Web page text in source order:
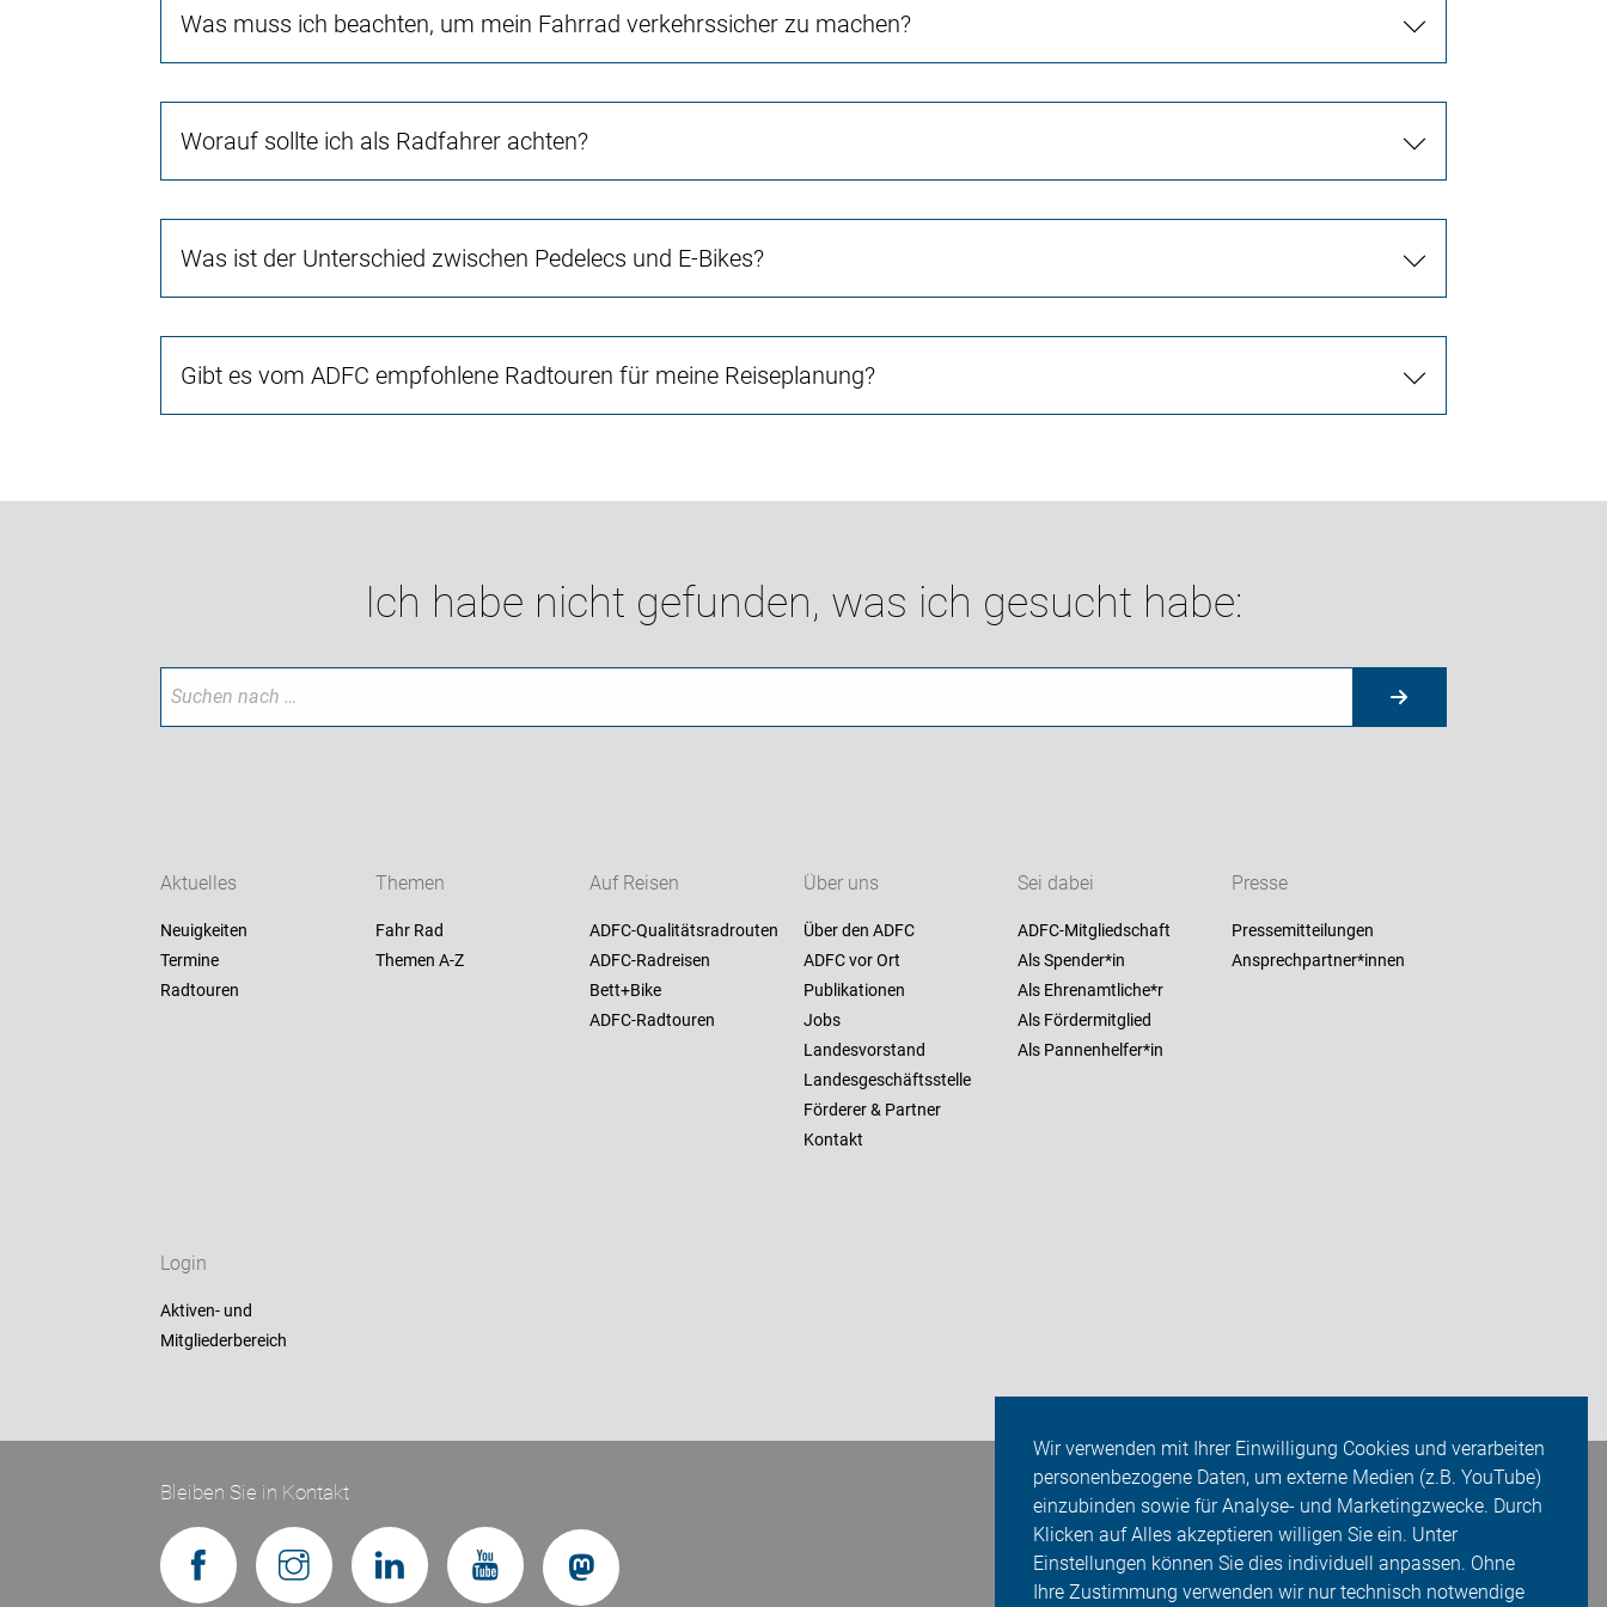
Wir verwenden mit Ihrer Einwilligung Cookies und verarbeiten
personenbezogene Daten, um externe Medien (z.B. YouTube)
einzubinden sowie für Analyse- und Marketingzwecke. Durch
Klicken auf Alles akzeptieren willigen Sie ein. Unter
Einstellungen können Sie dies individuell anpassen. Ohne
Ihre Zustimmung verwenden wir nur technisch notwendige
Was muss ich beachten, um mein Fahrrad verkehrssicher zu machen?
Worauf sollte ich als Radfahrer achten?
Was ist der Unterschied zwischen Pedelecs und E-Bikes?
Gibt es vom ADFC empfohlene Radtouren für meine Reiseplanung?
Ich habe nicht gefunden, was ich gesucht habe:
Aktuelles
Neuigkeiten
Termine
Radtouren
Themen
Fahr Rad
Themen A-Z
Auf Reisen
ADFC-Qualitätsradrouten
ADFC-Radreisen
Bett+Bike
ADFC-Radtouren
Über uns
Über den ADFC
ADFC vor Ort
Publikationen
Jobs
Landesvorstand
Landesgeschäftsstelle
Förderer & Partner
Kontakt
Sei dabei
ADFC-Mitgliedschaft
Als Spender*in
Als Ehrenamtliche*r
Als Fördermitglied
Als Pannenhelfer*in
Presse
Pressemitteilungen
Ansprechpartner*innen
Login
Aktiven- und
Mitgliederbereich
Bleiben Sie in Kontakt